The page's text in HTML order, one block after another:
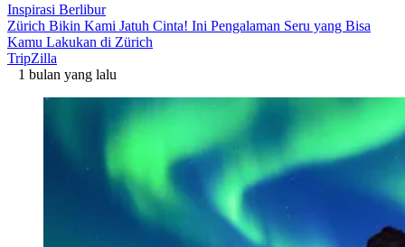
Inspirasi Berlibur
Zürich Bikin Kami Jatuh Cinta! Ini Pengalaman Seru yang Bisa
Kamu Lakukan di Zürich
TripZilla
1 bulan yang lalu